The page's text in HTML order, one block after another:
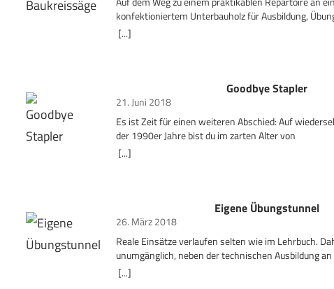
konfektioniertem Unterbauholz für Ausbildung,
haben wir für unseren
[...]
Goodbye Stapler
21. Juni 2018
Es ist Zeit für einen weiteren Abschied: Auf
der 1990er Jahre bist du im zarten Alter von
[...]
Eigene Übungstunnel
26. März 2018
Reale Einsätze verlaufen selten wie im Lehrbuch.
unumgänglich, neben der technischen Ausbildung
und Fahrzeugen
[...]